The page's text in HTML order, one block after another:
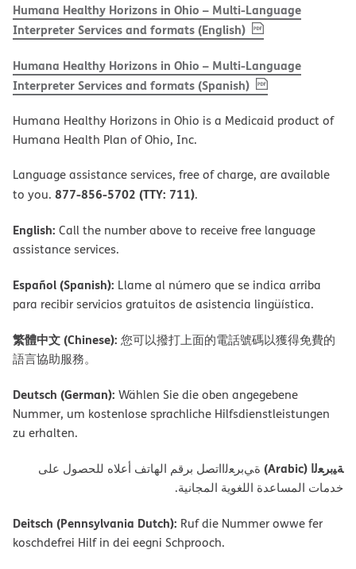
Humana Healthy Horizons in Ohio – Multi-Language
Interpreter Services and formats (English), PDF(opens in new
Humana Healthy Horizons in Ohio – Multi-Language
Interpreter Services and formats (Spanish), PDF(opens in new
Humana Healthy Horizons in Ohio is a Medicaid product of
Humana Health Plan of Ohio, Inc.
Language assistance services, free of charge, are available
to you. 877-856-5702 (TTY: 711).
English: Call the number above to receive free language
assistance services.
Español (Spanish): Llame al número que se indica arriba
para recibir servicios gratuitos de asistencia lingüística.
繁體中文 (Chinese): 您可以撥打上面的電話號碼以獲得免費的
語言協助服務。
Deutsch (German): Wählen Sie die oben angegebene
Nummer, um kostenlose sprachliche Hilfsdienstleistungen
zu erhalten.
ﺔﯿﺑﺮﻌﻟا (Arabic)
ةﻲﺑﺮﻌﻟااﺗﺼﻞ ﺑﺮﻗﻢ اﻟﮭﺎﺗﻒ أﻋﻼه ﻟﻠﺤﺼﻮل ﻋﻠﻰ
ﺧﺪﻣﺎت اﻟﻤﺴﺎﻋﺪة اﻟﻠﻐﻮﯾﺔ اﻟﻤﺠﺎﻧﯿﺔ.
Deitsch (Pennsylvania Dutch): Ruf die Nummer owwe fer
koschdefrei Hilf in dei eegni Schprooch.